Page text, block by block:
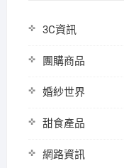
3C資訊
團購商品
婚紗世界
甜食產品
網路資訊